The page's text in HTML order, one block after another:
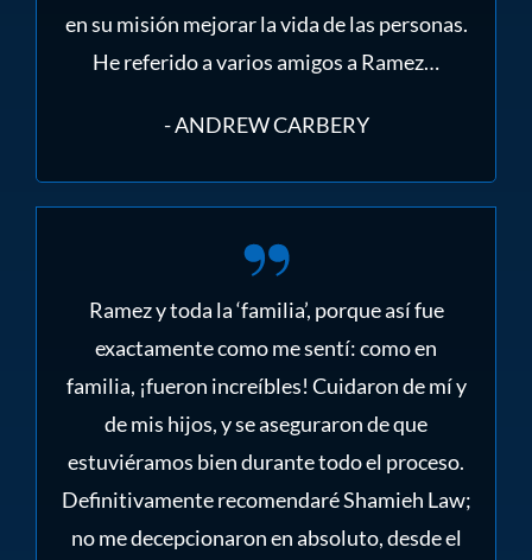
en su misión mejorar la vida de las personas.
He referido a varios amigos a Ramez…
- ANDREW CARBERY
Ramez y toda la ‘familia’, porque así fue
exactamente como me sentí: como en
familia, ¡fueron increíbles! Cuidaron de mí y
de mis hijos, y se aseguraron de que
estuviéramos bien durante todo el proceso.
Definitivamente recomendaré Shamieh Law;
no me decepcionaron en absoluto, desde el